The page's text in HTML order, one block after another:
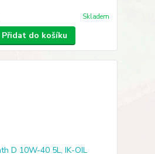
Skladem
Přidat do košíku